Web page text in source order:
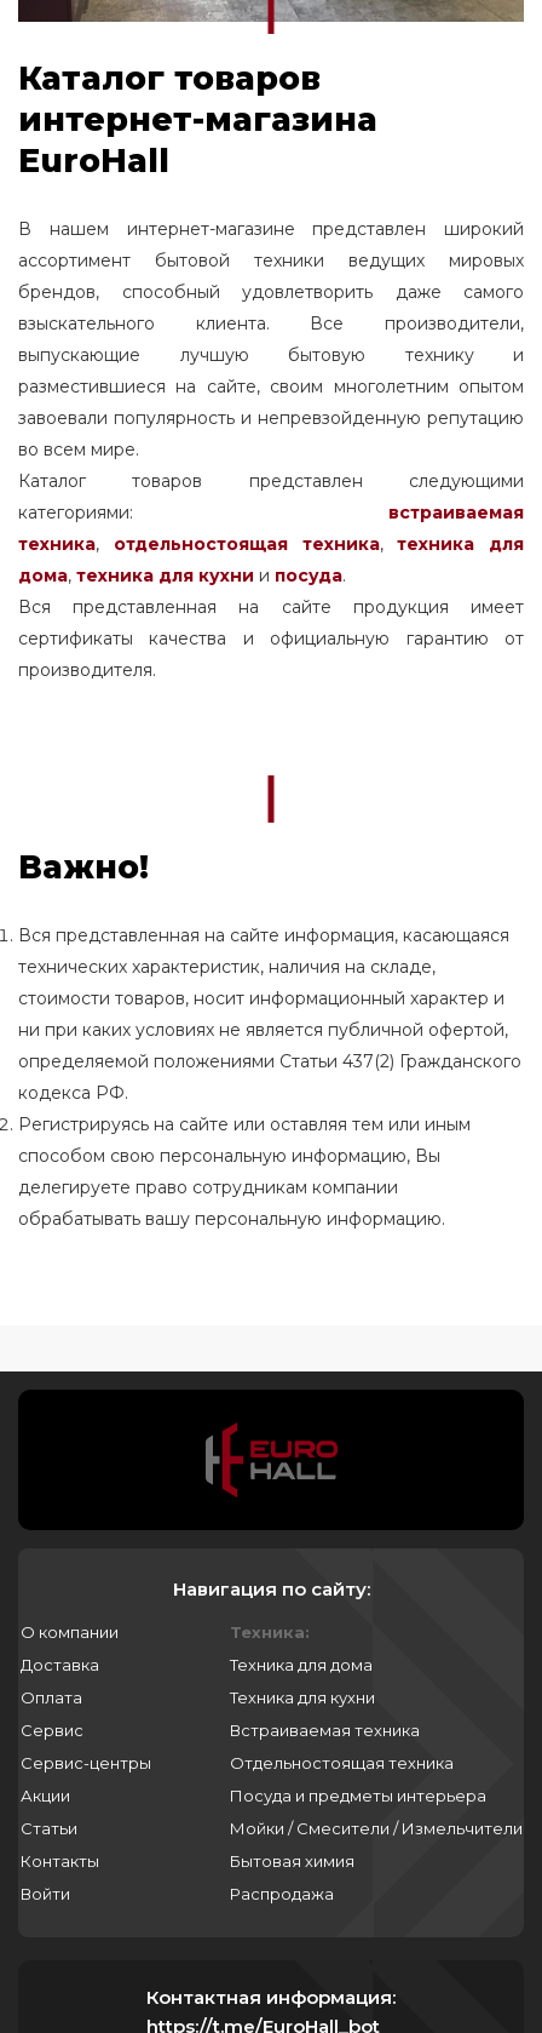
Каталог товаров
интернет-магазина
EuroHall
В нашем интернет-магазине представлен широкий
ассортимент бытовой техники ведущих мировых
брендов, способный удовлетворить даже самого
взыскательного клиента. Все производители,
выпускающие лучшую бытовую технику и
разместившиеся на сайте, своим многолетним опытом
завоевали популярность и непревзойденную репутацию
во всем мире.
Каталог товаров представлен следующими
категориями: встраиваемая
техника, отдельностоящаятехника,
техника для
дома, техника для кухни и посуда.
Вся представленная на сайте продукция имеет
сертификаты качества и официальную гарантию от
производителя.
Важно!
Вся представленная на сайте информация, касающаяся
технических характеристик, наличия на складе,
стоимости товаров, носит информационный характер и
ни при каких условиях не является публичной офертой,
определяемой положениями Статьи 437(2) Гражданского
кодекса РФ.
Регистрируясь на сайте или оставляя тем или иным
способом свою персональную информацию, Вы
делегируете право сотрудникам компании
обрабатывать вашу персональную информацию.
Навигация по сайту:
О компании
Доставка
Оплата
Сервис
Сервис-центры
Акции
Статьи
Контакты
Войти
Техника:
Техника для дома
Техника для кухни
Встраиваемая техника
Отдельностоящая техника
Посуда и предметы интерьера
Мойки / Смесители / Измельчители
Бытовая химия
Распродажа
Контактная информация:
https://t.me/EuroHall_bot